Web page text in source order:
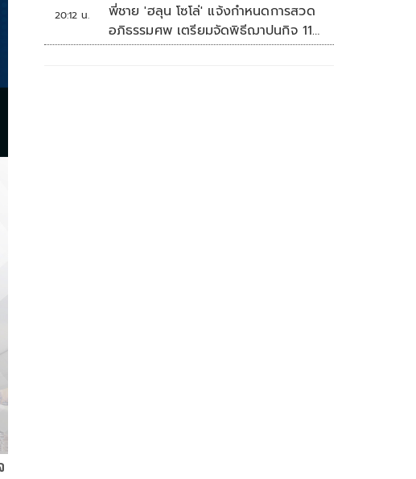
20:12 น.
พี่ชาย 'ฮลุน โซโล่' แจ้งกำหนดการสวด
อภิธรรมศพ เตรียมจัดพิธีฌาปนกิจ 11
ส.ค.